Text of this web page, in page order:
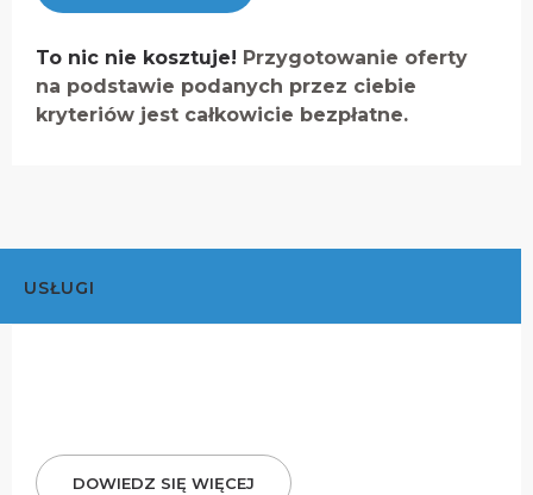
To nic nie kosztuje! Przygotowanie oferty
na podstawie podanych przez ciebie
kryteriów jest całkowicie bezpłatne.
USŁUGI
DOWIEDZ SIĘ WIĘCEJ